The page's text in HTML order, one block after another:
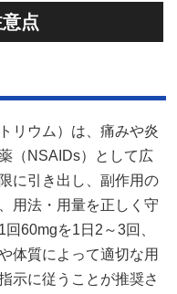
点
リウム）は、痛みや炎
（NSAIDs）として広
に引き出し、副作用の
用法・用量を正しく守
60mgを1日2～3回、
体質によって適切な用
示に従うことが推奨さ